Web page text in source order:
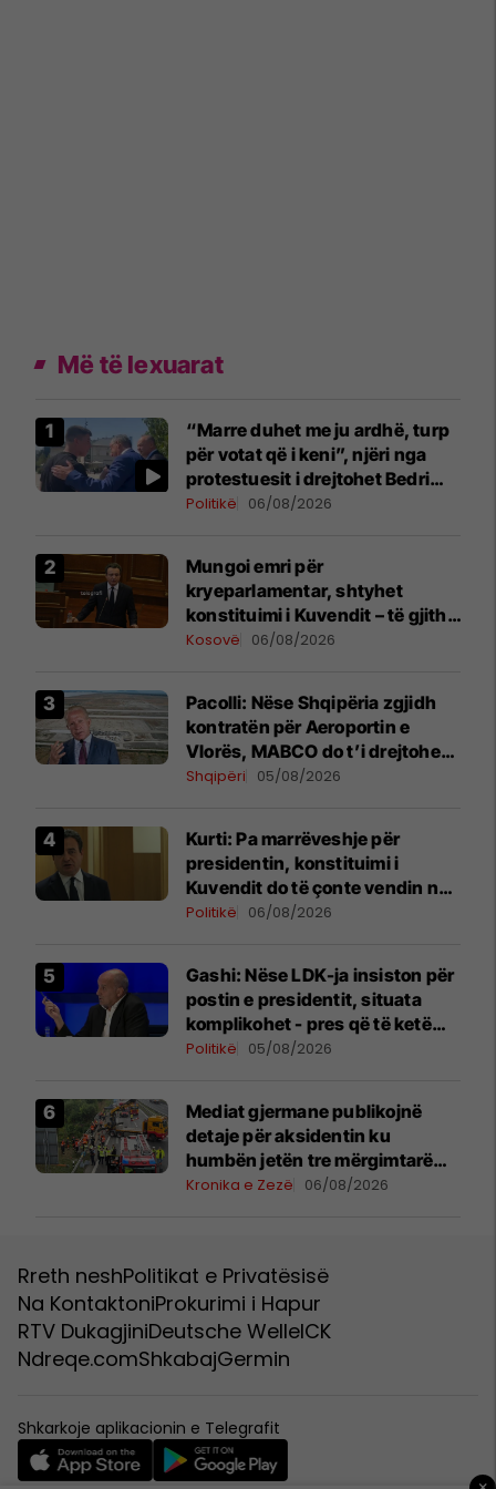
Më të lexuarat
“Marre duhet me ju ardhë, turp
për votat që i keni”, njëri nga
protestuesit i drejtohet Bedri
Hamzës
Politikë 06/08/2026
Mungoi emri për
kryeparlamentar, shtyhet
konstituimi i Kuvendit – të gjitha
detajet
Kosovë 06/08/2026
Pacolli: Nëse Shqipëria zgjidh
kontratën për Aeroportin e
Vlorës, MABCO do t’i drejtohet
arbitrazhit ndërkombëtar
Shqipëri 05/08/2026
Kurti: Pa marrëveshje për
presidentin, konstituimi i
Kuvendit do të çonte vendin në
zgjedhje të reja
Politikë 06/08/2026
Gashi: Nëse LDK-ja insiston për
postin e presidentit, situata
komplikohet - pres që të ketë
lëshim
Politikë 05/08/2026
Mediat gjermane publikojnë
detaje për aksidentin ku
humbën jetën tre mërgimtarë
nga Komogllava e Ferizajt
Kronika e Zezë 06/08/2026
Rreth neshPolitikat e Privatësisë
Na KontaktoniProkurimi i Hapur
RTV DukagjiniDeutsche WelleICK
Ndreqe.comShkabajGermin
Shkarkoje aplikacionin e Telegrafit